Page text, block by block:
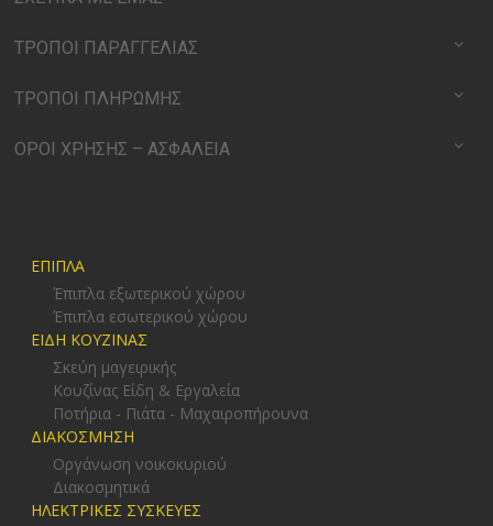
ΤΡΟΠΟΙ ΠΑΡΑΓΓΕΛΙΑΣ
ΤΡΟΠΟΙ ΠΛΗΡΩΜΗΣ
ΟΡΟΙ ΧΡΗΣΗΣ – ΑΣΦΑΛΕΙΑ
ΕΠΙΠΛΑ
Έπιπλα εξωτερικού χώρου
Έπιπλα εσωτερικού χώρου
ΕΙΔΗ ΚΟΥΖΙΝΑΣ
Σκεύη μαγειρικής
Κουζίνας Είδη & Εργαλεία
Ποτήρια - Πιάτα - Μαχαιροπήρουνα
ΔΙΑΚΟΣΜΗΣΗ
Οργάνωση νοικοκυριού
Διακοσμητικά
ΗΛΕΚΤΡΙΚΕΣ ΣΥΣΚΕΥΕΣ